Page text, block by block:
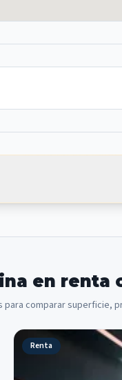
en renta
comparar superficie,
Renta